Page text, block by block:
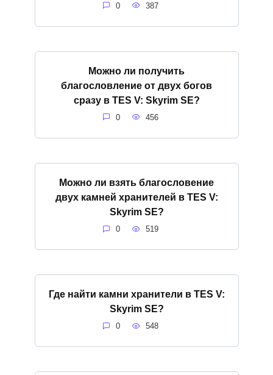
0 387
Можно ли получить
благословление от двух богов
сразу в TES V: Skyrim SE?
0 456
Можно ли взять благословение
двух камней хранителей в TES V:
Skyrim SE?
0 519
Где найти камни хранители в TES V:
Skyrim SE?
0 548